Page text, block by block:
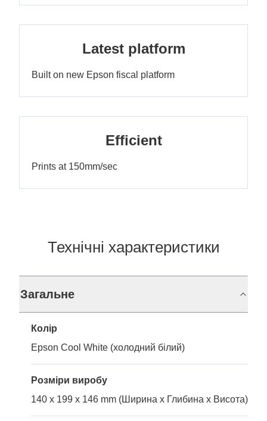
Latest platform
Built on new Epson fiscal platform
Efficient
Prints at 150mm/sec
Технічні характеристики
Загальне
Колір
Epson Cool White (холодний білий)
Розміри виробу
140 x 199 x 146 mm (Ширина x Глибина x Висота)